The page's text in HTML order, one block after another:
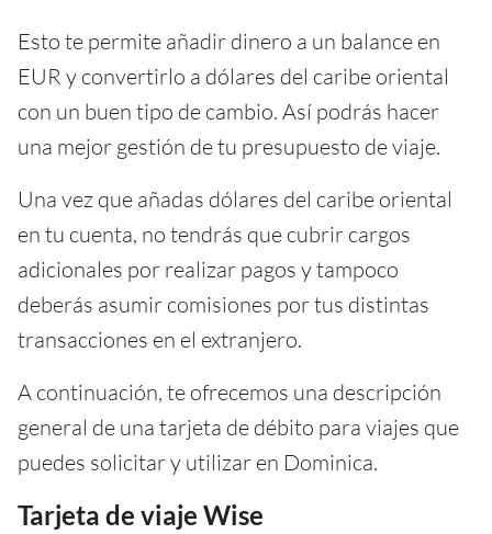
Esto te permite añadir dinero a un balance en
EUR y convertirlo a dólares del caribe oriental
con un buen tipo de cambio. Así podrás hacer
una mejor gestión de tu presupuesto de viaje.
Una vez que añadas dólares del caribe oriental
en tu cuenta, no tendrás que cubrir cargos
adicionales por realizar pagos y tampoco
deberás asumir comisiones por tus distintas
transacciones en el extranjero.
A continuación, te ofrecemos una descripción
general de una tarjeta de débito para viajes que
puedes solicitar y utilizar en Dominica.
Tarjeta de viaje Wise